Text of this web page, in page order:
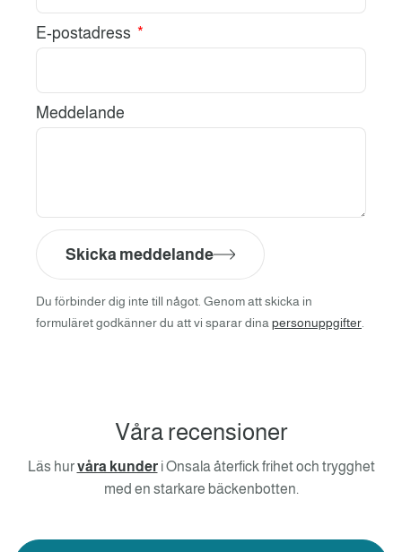
E-postadress
Meddelande
Skicka meddelande
Du förbinder dig inte till något. Genom att skicka in
formuläret godkänner du att vi sparar dina personuppgifter
Våra recensioner
Läs hurvåra kunderi Onsala återfick frihet och trygghet
med en starkare bäckenbotten.